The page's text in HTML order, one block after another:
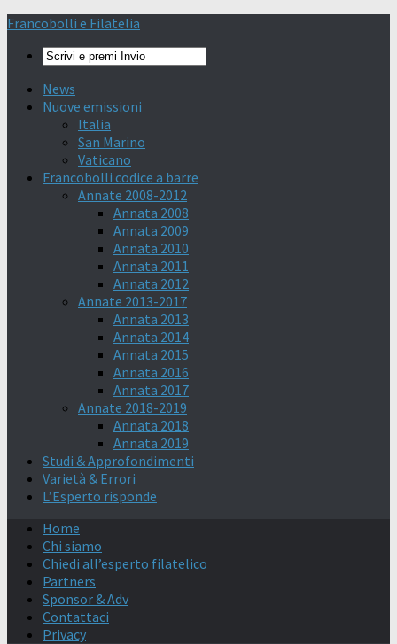
Francobolli e Filatelia
News
Nuove emissioni
Italia
San Marino
Vaticano
Francobolli codice a barre
Annate 2008-2012
Annata 2008
Annata 2009
Annata 2010
Annata 2011
Annata 2012
Annate 2013-2017
Annata 2013
Annata 2014
Annata 2015
Annata 2016
Annata 2017
Annate 2018-2019
Annata 2018
Annata 2019
Studi & Approfondimenti
Varietà & Errori
L’Esperto risponde
Home
Chi siamo
Chiedi all’esperto filatelico
Partners
Sponsor & Adv
Contattaci
Privacy